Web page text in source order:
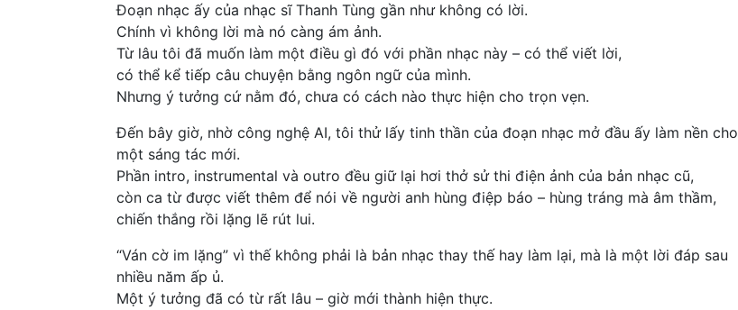
Đoạn nhạc ấy của nhạc sĩ Thanh Tùng gần như không có lời.
Chính vì không lời mà nó càng ám ảnh.
Từ lâu tôi đã muốn làm một điều gì đó với phần nhạc này – có thể viết lời,
có thể kể tiếp câu chuyện bằng ngôn ngữ của mình.
Nhưng ý tưởng cứ nằm đó, chưa có cách nào thực hiện cho trọn vẹn.
Đến bây giờ, nhờ công nghệ AI, tôi thử lấy tinh thần của đoạn nhạc mở đầu ấy làm nền cho
một sáng tác mới.
Phần intro, instrumental và outro đều giữ lại hơi thở sử thi điện ảnh của bản nhạc cũ,
còn ca từ được viết thêm để nói về người anh hùng điệp báo – hùng tráng mà âm thầm,
chiến thắng rồi lặng lẽ rút lui.
“Ván cờ im lặng” vì thế không phải là bản nhạc thay thế hay làm lại, mà là một lời đáp sau
nhiều năm ấp ủ.
Một ý tưởng đã có từ rất lâu – giờ mới thành hiện thực.